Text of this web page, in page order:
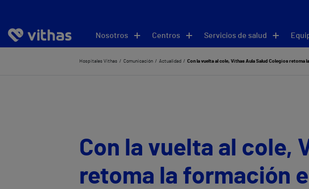
Nosotros Centros Servicios de salud
Hospitales Vithas Comunicación Actualidad Con la vuelta al cole, Vithas Aula Salud Colegios
Con la vuelta al cole,
retoma la formación